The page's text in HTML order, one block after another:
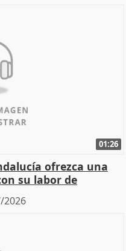
01:26
ofrezca una
su labor de
2026